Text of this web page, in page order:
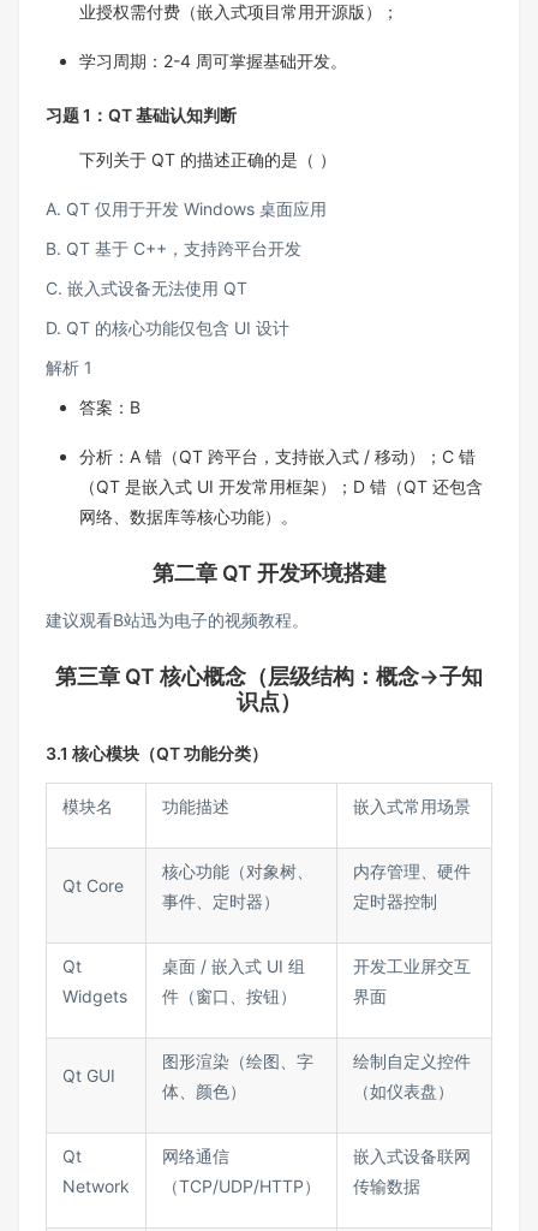
业授权需付费（嵌入式项目常用开源版）；​
学习周期：2-4 周可掌握基础开发。​
习题 1：QT 基础认知判断​
下列关于 QT 的描述正确的是（ ）​
A. QT 仅用于开发 Windows 桌面应用​
B. QT 基于 C++，支持跨平台开发​
C. 嵌入式设备无法使用 QT​
D. QT 的核心功能仅包含 UI 设计​
解析 1​
答案：B​
分析：A 错（QT 跨平台，支持嵌入式 / 移动）；C 错
（QT 是嵌入式 UI 开发常用框架）；D 错（QT 还包含
网络、数据库等核心功能）。
第二章 QT 开发环境搭建
建议观看B站迅为电子的视频教程。
第三章 QT 核心概念（层级结构：概念→子知
识点）​
3.1 核心模块（QT 功能分类）​
模块名​ 功能描述​ 嵌入式常用场景​
Qt Core​
核心功能（对象树、
事件、定时器）​
内存管理、硬件
定时器控制​
Qt
Widgets​
桌面 / 嵌入式 UI 组
件（窗口、按钮）​
开发工业屏交互
界面​
Qt GUI​
图形渲染（绘图、字
体、颜色）​
绘制自定义控件
（如仪表盘）​
Qt
Network​
网络通信
（TCP/UDP/HTTP）​
嵌入式设备联网
传输数据​